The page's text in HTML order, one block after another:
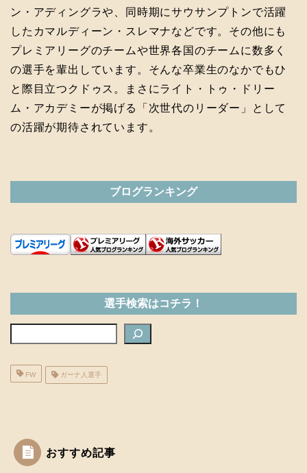
ン・アディングラや、同時期にサウサンプトンで活躍
したカマルディーン・スレマナなどです。その他にも
プレミアリーグのチームや世界各国のチームに数多く
の選手を輩出しています。そんな卒業生のなかでもひ
と際目立つクドゥス。まさにライト・トゥ・ドリー
ム・アカデミーが掲げる「次世代のリーダー」として
の活躍が期待されています。
ブログランキング
選手検索はコチラ！
FW ガーナ人選手
おすすめ記事